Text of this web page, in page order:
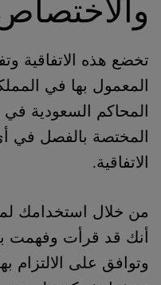
تخضع هذه الاتفاقية
المعمول بها في
المحاكم السعودية
المختصة بالفصل في
الاتفاقية.
من خلال استخدامك
أنك قد قرأت وفهمت
وتوافق على الالتزام